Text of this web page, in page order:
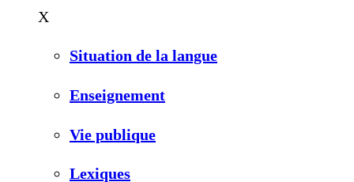
X
Situation de la langue
Enseignement
Vie publique
Lexiques